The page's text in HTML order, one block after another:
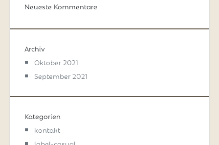
Neueste Kommentare
Archiv
Oktober 2021
September 2021
Kategorien
kontakt